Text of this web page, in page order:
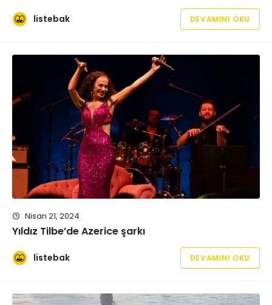
listebak DEVAMINI OKU
Nisan 21, 2024
Yıldız Tilbe’de Azerice şarkı
listebak DEVAMINI OKU